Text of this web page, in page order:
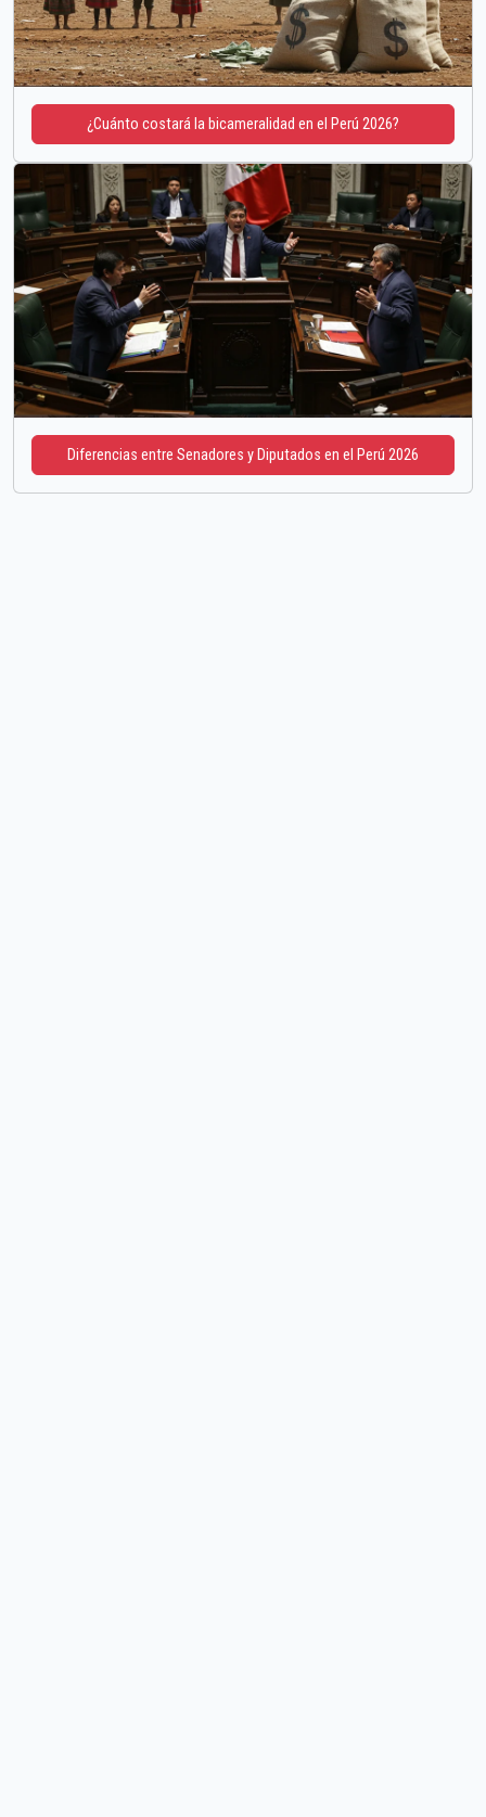
¿Cuánto costará la bicameralidad en el Perú 2026?
Diferencias entre Senadores y Diputados en el Perú 2026